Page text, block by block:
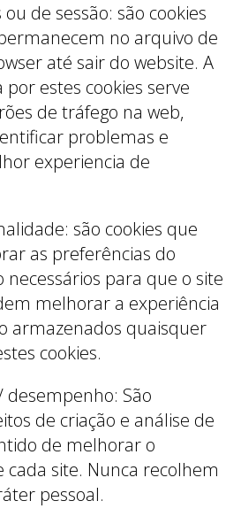
ou de sessão: são cookies
no arquivo de
até sair do website. A
estes cookies serve
de tráfego na web,
problemas e
experiencia de
são cookies que
as preferências do
necessários para que o site
melhorar a experiência
armazenados quaisquer
cookies.
desempenho: São
de criação e análise de
de melhorar o
site. Nunca recolhem
pessoal.